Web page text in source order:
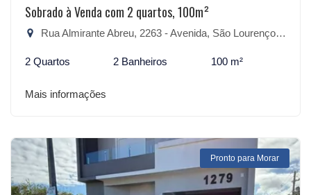
Sobrado à Venda com 2 quartos, 100m²
Rua Almirante Abreu, 2263 - Avenida, São Lourenço do Sul-RS
2 Quartos 2 Banheiros 100 m²
Mais informações
Pronto para Morar